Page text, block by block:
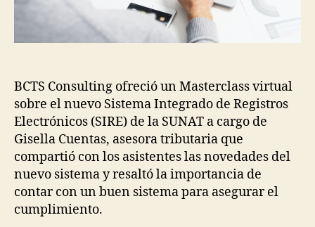
BCTS Consulting ofreció un Masterclass virtual
sobre el nuevo Sistema Integrado de Registros
Electrónicos (SIRE) de la SUNAT a cargo de
Gisella Cuentas, asesora tributaria que
compartió con los asistentes las novedades del
nuevo sistema y resaltó la importancia de
contar con un buen sistema para asegurar el
cumplimiento.